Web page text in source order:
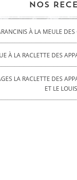
NOS
À LA MEULE
À LA RACLETTE DES
LA RACLETTE DES
ET LE